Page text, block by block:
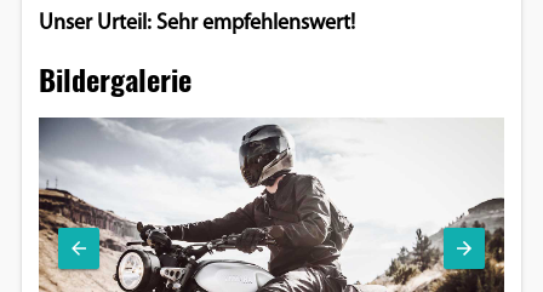
Unser Urteil: Sehr empfehlenswert!
Bildergalerie